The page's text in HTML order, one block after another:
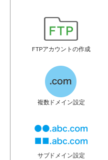
FTPアカウントの作成
複数ドメイン設定
サブドメイン設定